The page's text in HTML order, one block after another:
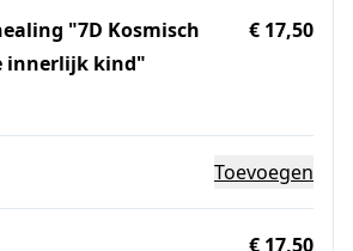
"7D Kosmisch
innerlijk kind"
€ 17,50
Toevoegen
€ 17,50